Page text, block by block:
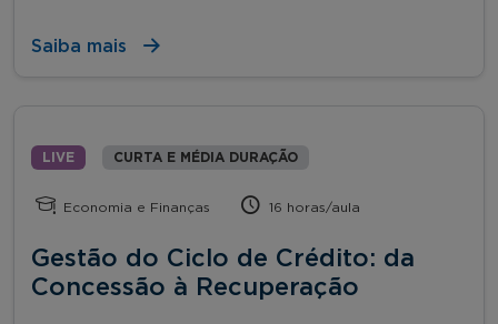
Saiba mais
LIVE CURTA E MÉDIA DURAÇÃO
Economia e Finanças 16 horas/aula
Gestão do Ciclo de Crédito: da
Concessão à Recuperação